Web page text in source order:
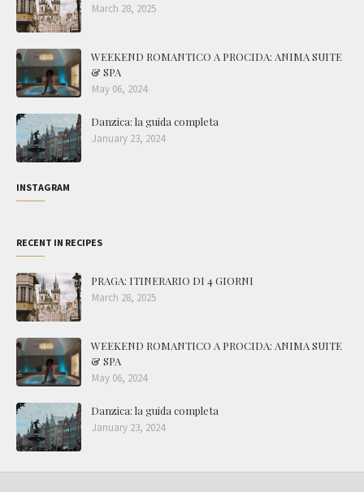
March 28, 2025
WEEKEND ROMANTICO A PROCIDA: ANIMA SUITE
& SPA
May 06, 2024
Danzica: la guida completa
January 23, 2024
INSTAGRAM
RECENT IN RECIPES
PRAGA: ITINERARIO DI 4 GIORNI
March 28, 2025
WEEKEND ROMANTICO A PROCIDA: ANIMA SUITE
& SPA
May 06, 2024
Danzica: la guida completa
January 23, 2024